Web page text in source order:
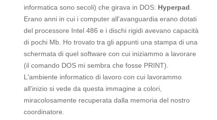
informatica sono secoli) che girava in DOS: Hyperpad
Erano anni in cui i computer all'avanguardia erano dotati
del processore Intel 486 e i dischi rigidi avevano capacità
di pochi Mb. Ho trovato tra gli appunti una stampa di una
schermata di quel software con cui iniziammo a lavorare
(il comando DOS mi sembra che fosse PRINT).
L'ambiente informatico di lavoro con cui lavorammo
all'inizio si vede da questa immagine a colori,
miracolosamente recuperata dalla memoria del nostro
coordinatore.